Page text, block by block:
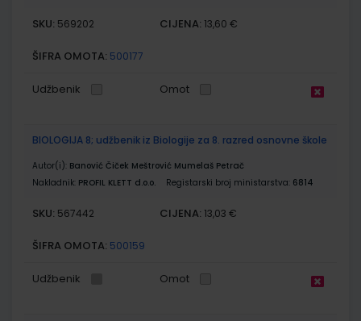
SKU: 569202 CIJENA: 13,60 €
ŠIFRA OMOTA: 500177
Udžbenik Omot
BIOLOGIJA 8; udžbenik iz Biologije za 8. razred osnovne škole
Autor(i): Banović Čiček Meštrović Mumelaš Petrač
Nakladnik: PROFIL KLETT d.o.o. Registarski broj ministarstva: 6814
SKU: 567442 CIJENA: 13,03 €
ŠIFRA OMOTA: 500159
Udžbenik Omot